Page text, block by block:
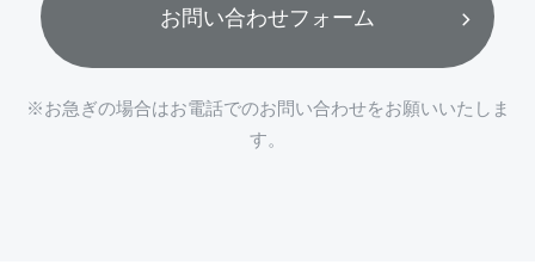
お問い合わせフォーム
※お急ぎの場合はお電話でのお問い合わせをお願いいたしま
す。